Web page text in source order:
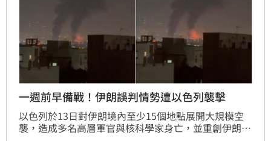
一週前早備戰！伊朗誤判情勢遭以色列襲擊
以色列於13日對伊朗境內至少15個地點展開大規模空
襲，造成多名高層軍官與核科學家身亡，並重創伊朗的